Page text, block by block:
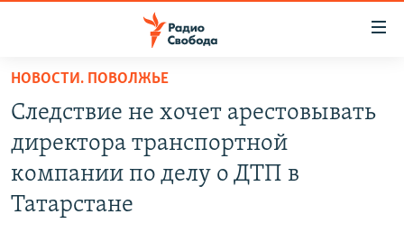
упрощенного
доступа
основному
содержанию
Вернутся
ПОДКАСТЫ
АВТОРСКИЕ ПРОЕКТЫ
ЦИТАТЫ СВОБОДЫ
НОВОСТИ. ПОВОЛЖЬЕ
Следствие не хочет арестовывать
директора транспортной
компании по делу о ДТП в
Татарстане